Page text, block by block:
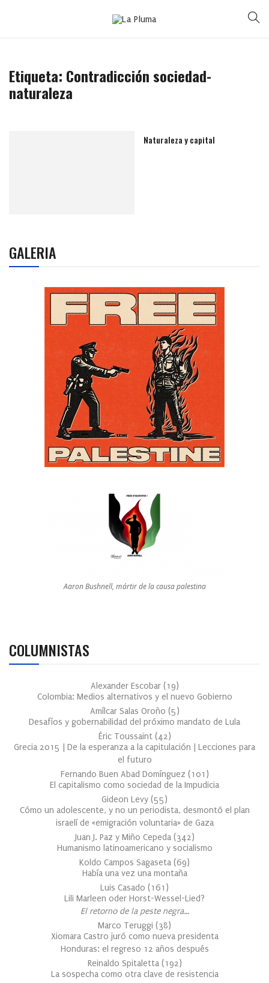
Etiqueta: Contradicción sociedad-
naturaleza
Naturaleza y capital
GALERIA
Aaron Bushnell, mártir de la causa palestina
COLUMNISTAS
Alexander Escobar (19)
Colombia: Medios alternativos y el nuevo Gobierno
Amílcar Salas Oroño (5)
Desafíos y gobernabilidad del próximo mandato de Lula
Éric Toussaint (42)
Grecia 2015 | De la esperanza a la capitulación | Lecciones para
el futuro
Fernando Buen Abad Domínguez (101 )
El capitalismo como sociedad de la Impudicia
Gideon Levy (55)
Cómo un adolescente, y no un periodista, desmontó el plan
israelí de «emigración voluntaria» de Gaza
Juan J. Paz y Miño Cepeda (342)
Humanismo latinoamericano y socialismo
Koldo Campos Sagaseta (69)
Había una vez una montaña
Luis Casado (161 )
Lili Marleen oder Horst-Wessel-Lied?
El retorno de la peste negra…
Marco Teruggi (38)
Xiomara Castro juró como nueva presidenta
Honduras: el regreso 12 años después
Reinaldo Spitaletta (192)
La sospecha como otra clave de resistencia